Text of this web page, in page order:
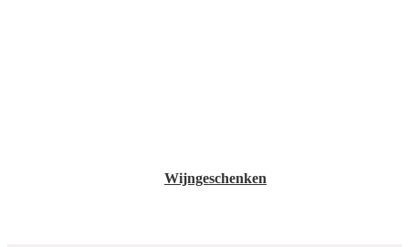
Wijngeschenken